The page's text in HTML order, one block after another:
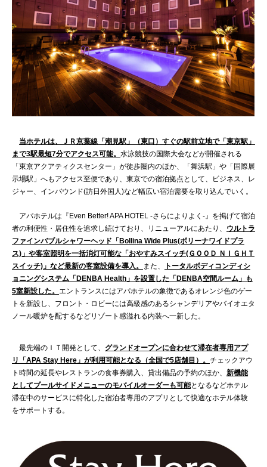
当ホテルは、ＪＲ京葉線「潮見駅」（東口）すぐの駅前立地で「東京駅」
まで3駅最短7分でアクセス可能。 水泳競技の国際大会などが開催される
「東京アクアティクスセンター」が徒歩圏内のほか、「舞浜駅」や「国際展
示場駅」へもアクセス至便であり、東京での宿泊拠点として、ビジネス、レ
ジャー、インバウンド(訪日外国人)など幅広い宿泊需要を取り込んでいく。
アパホテルは『Even Better! APA HOTEL -さらによりよく-』を掲げて宿泊
者の利便性・居住性を追求し続けており、リニューアルにあたり、 ウルトラ
ファインバブルシャワーヘッド「Bollina Wide Plus(ボリーナワイドプラ
ス)」や客室照明を一括消灯可能な「おやすみスイッチ(ＧＯＯＤ ＮＩＧＨＴ
スイッチ)」など最新の客室設備を導入。
また、
トータルボディコンディシ
ョニングシステム「DENBA Health」を設置した「DENBA空間ルーム」も
5室新設した。 エントランスにはアパホテルの象徴であるオレンジ色のゲー
トを新設し、フロント・ロビーには高級感のあるシャンデリアやバイオエタ
ノール暖炉を配するなどリゾート感溢れる内装へ一新した。
最先端のＩＴ開発として、 グランドオープンに合わせて滞在者専用アプ
リ「APA Stay Here」が利用可能となる（全国で5店舗目）。 チェックアウ
ト時間の延長やレストランの食事券購入、貸出備品の予約のほか、 新機能
としてプールサイドメニューのモバイルオーダーも可能となるなどホテル
滞在中のサービスに特化した宿泊者専用のアプリとして快適なホテル体験
をサポートする。